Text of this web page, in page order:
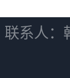
联系人：